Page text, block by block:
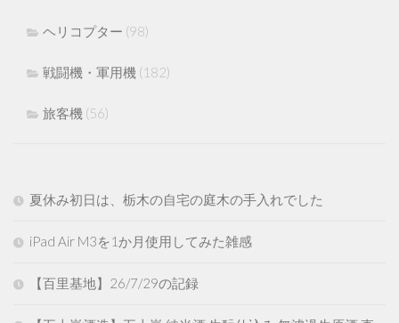
ヘリコプター (98)
戦闘機・軍用機 (182)
旅客機 (56)
夏休み初日は、栃木の自宅の庭木の手入れでした
iPad Air M3を1か月使用してみた雑感
【百里基地】26/7/29の記録